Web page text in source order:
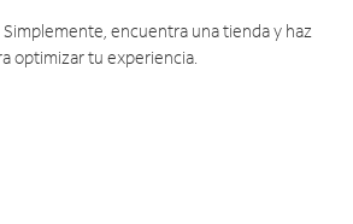
encuentra una tienda y haz
optimizar tu experiencia.